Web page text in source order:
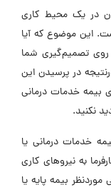
در یک محیط کاری
این موضوع که آیا
روی تصمیم‌گیری شما
در پرسیدن این
بیمه خدمات درمانی
نکنید.
خدمات درمانی یا
به نیروهای کاری
بیمه پایه یا